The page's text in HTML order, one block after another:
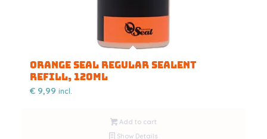
Orange Seal Regular Sealent
Refill, 120ml
€9,99 incl.
Add to cart
Show Details